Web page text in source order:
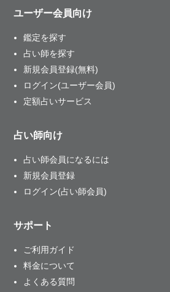
ユーザー会員向け
鑑定を探す
占い師を探す
新規会員登録(無料)
ログイン(ユーザー会員)
定額占いサービス
占い師向け
占い師会員になるには
新規会員登録
ログイン(占い師会員)
サポート
ご利用ガイド
料金について
よくある質問